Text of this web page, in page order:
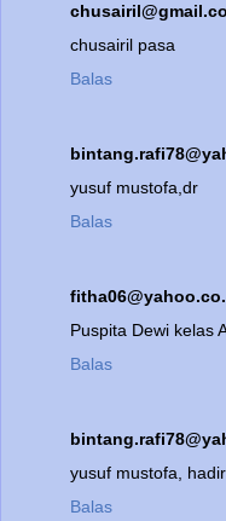
chusairil pasa
Balas
yusuf mustofa,dr
Balas
Puspita Dewi kelas
Balas
yusuf mustofa, hadir
Balas